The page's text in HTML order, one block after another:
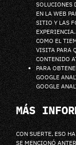
SOLUCIONES
EN LA WEB
SITIO Y LAS
COMO EL
VISITA PARA
CONTENIDO
PARA
GOOGLE
GOOGLE
MÁS
CON SUERTE, ESO
SE MENCIONÓ